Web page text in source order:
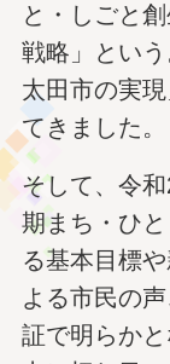
と・しごと
戦略」とい
太田市の実
てきました。
そして、令
期まち・ひ
る基本目標
よる市民の
証で明らか